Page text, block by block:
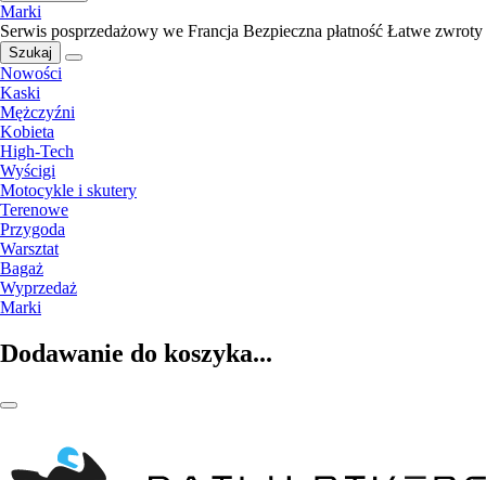
Marki
Serwis posprzedażowy we Francja Bezpieczna płatność Łatwe zwroty
Szukaj
Nowości
Kaski
Mężczyźni
Kobieta
High-Tech
Wyścigi
Motocykle i skutery
Terenowe
Przygoda
Warsztat
Bagaż
Wyprzedaż
Marki
Dodawanie do koszyka...